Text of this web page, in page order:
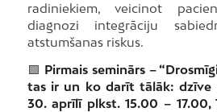
radiniekiem, veicinot
diagnozi integrāciju
atstumšanas riskus.
🟩 Pirmais seminārs –
tas ir un ko darīt tālāk: dzīve
30. aprīlī plkst. 15.00 – 17.00,